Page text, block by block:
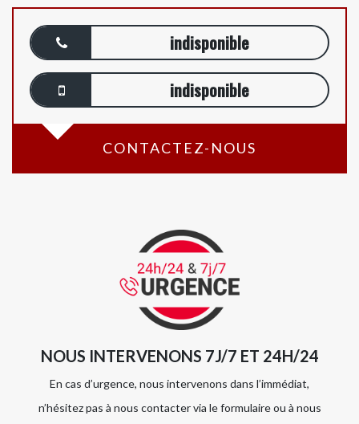
indisponible
indisponible
CONTACTEZ-NOUS
NOUS INTERVENONS 7J/7 ET 24H/24
En cas d’urgence, nous intervenons dans l’immédiat,
n’hésitez pas à nous contacter via le formulaire ou à nous